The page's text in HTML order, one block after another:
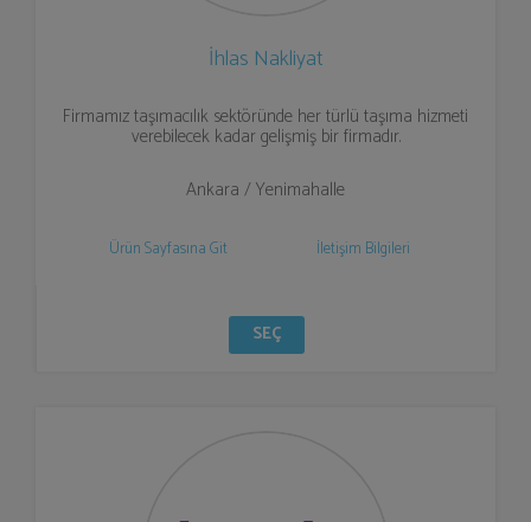
İhlas Nakliyat
Firmamız taşımacılık sektöründe her türlü taşıma hizmeti
verebilecek kadar gelişmiş bir firmadır.
Ankara / Yenimahalle
Ürün Sayfasına Git İletişim Bilgileri
SEÇ